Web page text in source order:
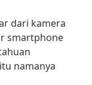
dari kamera
smartphone
namanya